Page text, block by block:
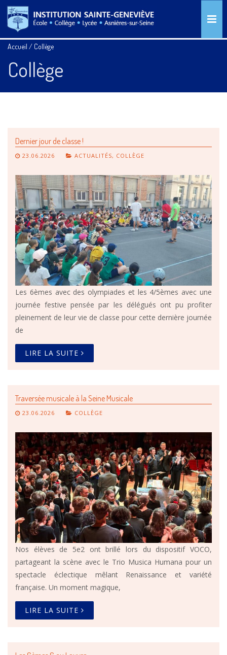
Accueil / Collège
Collège
Dernier jour de classe !
23.06.2026 ACTUALITÉS, COLLÈGE
Les 6èmes avec des olympiades et les 4/5èmes avec une
journée festive pensée par les délégués ont pu profiter
pleinement de leur vie de classe pour cette dernière journée
de
LIRE LA SUITE
Traversée musicale à la Seine Musicale
23.06.2026 COLLÈGE
Nos élèves de 5e2 ont brillé lors du dispositif VOCO,
partageant la scène avec le Trio Musica Humana pour un
spectacle éclectique mêlant Renaissance et variété
française. Un moment magique,
LIRE LA SUITE